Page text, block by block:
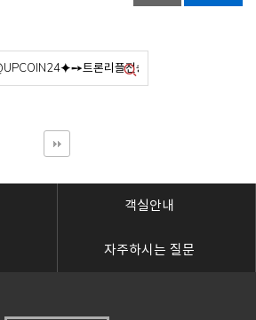
객실안내
자주하시는 질문